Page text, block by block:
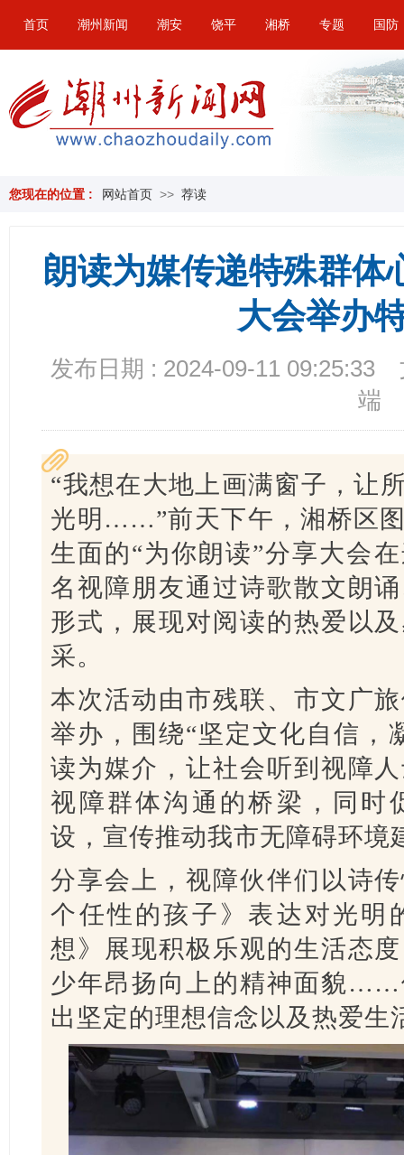
首页 潮州新闻 潮安 饶平 湘桥 专题 国防
您现在的位置 : 网站首页 >> 荐读
朗读为媒传递特殊群体
大会举办
发布日期 : 2024-09-11 09:25:33
端
“我想在大地上画满窗子，让
光明……”前天下午，湘桥区
生面的“为你朗读”分享大会
名视障朋友通过诗歌散文朗
形式，展现对阅读的热爱以
采。
本次活动由市残联、市文广
举办，围绕“坚定文化自信，
读为媒介，让社会听到视障
视障群体沟通的桥梁，同时
设，宣传推动我市无障碍环境
分享会上，视障伙伴们以诗
个任性的孩子》表达对光明
想》展现积极乐观的生活态
少年昂扬向上的精神面貌……
出坚定的理想信念以及热爱生